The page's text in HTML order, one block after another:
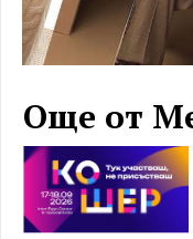
Още от